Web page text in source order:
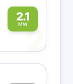
2.1
MW
2